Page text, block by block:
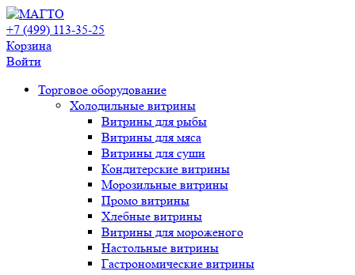
+7 (499) 113-35-25
Корзина
Войти
Свернуть/
развернуть
Торговое оборудованиe
Холодильные витрины
Витрины для рыбы
Витрины для мяса
Витрины для суши
Кондитерские витрины
Морозильные витрины
Промо витрины
Хлебные витрины
Витрины для мороженого
Настольные витрины
Гастрономические витрины